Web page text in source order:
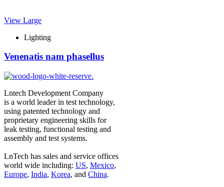
View Large
Lighting
Venenatis nam phasellus
Lntech Development Company
is a world leader in test technology,
using patented technology and
proprietary engineering skills for
leak testing, functional testing and
assembly and test systems.
LnTech has sales and service offices
world wide including: US, Mexico,
Europe, India, Korea, and China.